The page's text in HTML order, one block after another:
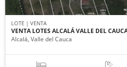
LOTE | VENTA
VENTA LOTES ALCALÁ VALLE DEL
Alcalá, Valle del Cauca